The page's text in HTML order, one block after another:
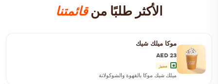
الأكثر طلبًا منقائمتنا
موكا ميلك شيك
AED 23
مميز
ميلك شيك موكا بالقهوة والشوكولاتة